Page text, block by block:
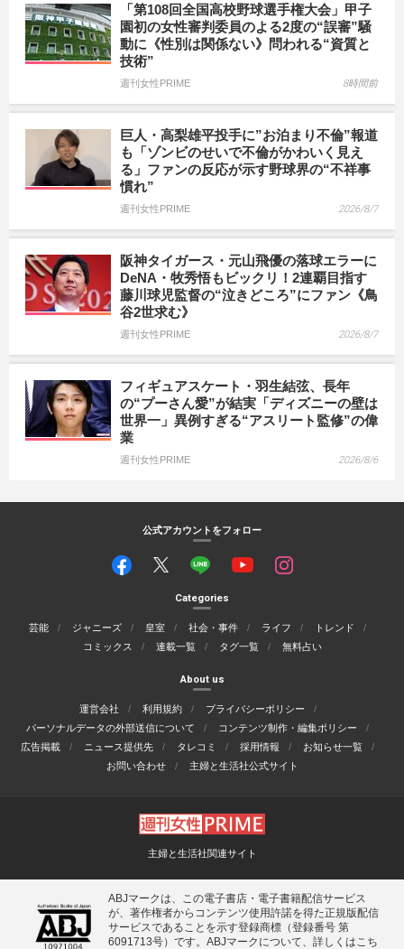
「第108回全国高校野球選手権大会」甲子
園初の女性審判委員のよる2度の“誤審”騒
動に《性別は関係ない》問われる“資質と
技術”
週刊女性PRIME 8時間前
巨人・高梨雄平投手に”お泊まり不倫”報道
も「ゾンビのせいで不倫がかわいく見え
る」ファンの反応が示す野球界の“不祥事
慣れ”
週刊女性PRIME 2026/8/7
阪神タイガース・元山飛優の落球エラーに
DeNA・牧秀悟もビックリ！2連覇目指す
藤川球児監督の“泣きどころ”にファン《鳥
谷2世求む》
週刊女性PRIME 2026/8/7
フィギュアスケート・羽生結弦、長年
の“プーさん愛”が結実「ディズニーの壁は
世界一」異例すぎる“アスリート監修”の偉
業
週刊女性PRIME 2026/8/6
公式アカウントをフォロー
Categories
芸能 ジャニーズ 皇室 社会・事件 ライフ
トレンド
コミックス
連載一覧 タグ一覧 無料占い
About us
運営会社 利用規約
プライバシーポリシー
パーソナルデータの外部送信について
コンテンツ制作・編集ポリシー
広告掲載
ニュース提供先 タレコミ 採用情報
お知らせ一覧
お問い合わせ
主婦と生活社公式サイト
主婦と生活社関連サイト
ABJマークは、この電子書店・電子書籍配信サービス
が、著作権者からコンテンツ使用許諾を得た正規版配信
サービスであることを示す登録商標（登録番号 第
6091713号）です。ABJマークについて、詳しくはこち